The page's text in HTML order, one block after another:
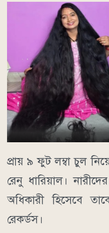
প্রায় ৯ ফুট লম্বা চুল
রেনু ধারিয়াল।
অধিকারী হিসেবে
রেকর্ডস।